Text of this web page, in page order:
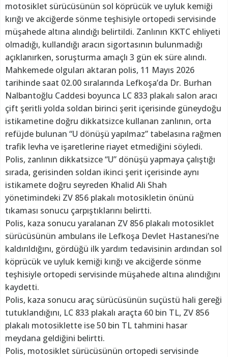
motosiklet sürücüsünün sol köprücük ve uyluk kemiği
kırığı ve akciğerde sönme teşhisiyle ortopedi servisinde
müşahede altına alındığı belirtildi. Zanlının KKTC ehliyeti
olmadığı, kullandığı aracın sigortasının bulunmadığı
açıklanırken, soruşturma amaçlı 3 gün ek süre alındı.
Mahkemede olguları aktaran polis, 11 Mayıs 2026
tarihinde saat 02.00 sıralarında Lefkoşa’da Dr. Burhan
Nalbantoğlu Caddesi boyunca LC 833 plakalı salon aracı
çift şeritli yolda soldan birinci şerit içerisinde güneydoğu
istikametine doğru dikkatsizce kullanan zanlının, orta
refüjde bulunan “U dönüşü yapılmaz” tabelasına rağmen
trafik levha ve işaretlerine riayet etmediğini söyledi.
Polis, zanlının dikkatsizce “U” dönüşü yapmaya çalıştığı
sırada, gerisinden soldan ikinci şerit içerisinde aynı
istikamete doğru seyreden Khalid Ali Shah
yönetimindeki ZV 856 plakalı motosikletin önünü
tıkaması sonucu çarpıştıklarını belirtti.
Polis, kaza sonucu yaralanan ZV 856 plakalı motosiklet
sürücüsünün ambulans ile Lefkoşa Devlet Hastanesi’ne
kaldırıldığını, gördüğü ilk yardım tedavisinin ardından sol
köprücük ve uyluk kemiği kırığı ve akciğerde sönme
teşhisiyle ortopedi servisinde müşahede altına alındığını
kaydetti.
Polis, kaza sonucu araç sürücüsünün suçüstü hali gereği
tutuklandığını, LC 833 plakalı araçta 60 bin TL, ZV 856
plakalı motosiklette ise 50 bin TL tahmini hasar
meydana geldiğini belirtti.
Polis, motosiklet sürücüsünün ortopedi servisinde